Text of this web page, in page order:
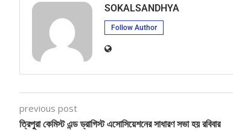
SOKALSANDHYA
Follow Author
previous post
ত্রিপুরা কেমিস্ট এন্ড ড্রাগিস্ট এসোসিয়েশনের সাধারণ সভা হয় রবিবার